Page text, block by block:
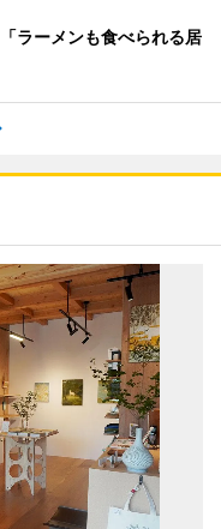
ラーメンも食べられる居